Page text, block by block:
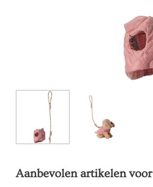
Aanbevolen artikelen voor